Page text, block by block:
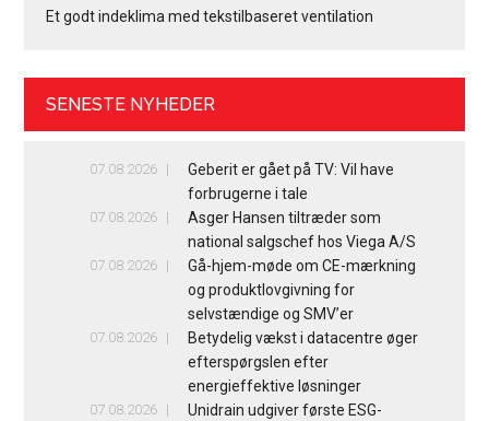
Et godt indeklima med tekstilbaseret ventilation
SENESTE NYHEDER
07.08.2026
Geberit er gået på TV: Vil have
forbrugerne i tale
07.08.2026
Asger Hansen tiltræder som
national salgschef hos Viega A/S
07.08.2026
Gå-hjem-møde om CE-mærkning
og produktlovgivning for
selvstændige og SMV’er
07.08.2026
Betydelig vækst i datacentre øger
efterspørgslen efter
energieffektive løsninger
07.08.2026
Unidrain udgiver første ESG-